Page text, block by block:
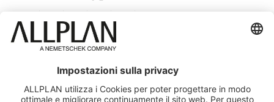
ALLPLAN su LinkedIn
ALLPLAN su Facebook
ALLPLAN su YouTube
ALLPLAN su Twitter
Italia - Capitale Soc. € 650.000,00 i.v. - Iscr. Registro
Imprese Trento - C.F. e P.IVA 00671060226